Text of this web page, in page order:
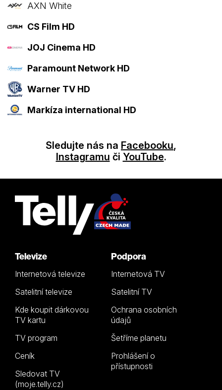
AXN White
CS Film HD
JOJ Cinema HD
Paramount Network HD
Warner TV HD
Markíza international HD
Sledujte nás na Facebooku,
Instagramu či YouTube.
Televize
Internetová televize
Satelitní televize
Kde koupit dárkovou
TV kartu
TV program
Ceník
Sledovat TV
(moje.telly.cz)
Podpora
Internetová TV
Satelitní TV
Ochrana osobních
údajů
Šetříme planetu
Prohlášení o
přístupnosti